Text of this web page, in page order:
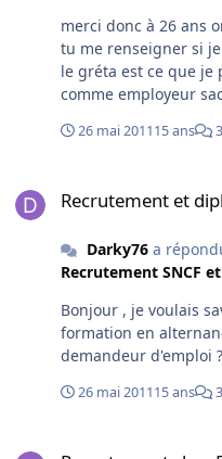
merci donc à 26 ans on est
tu me renseigner si
le gréta est ce que je
comme employeur
26 mai 201115 ans
Recrutement et
Darky76a
Recrutement SNCF
Bonjour , je voulais savoir si il est possible de faire une
formation en
26 mai 201115 ans